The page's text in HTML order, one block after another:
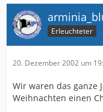
Erleuchteter
20. Dezember 2002 um
Wir waren das ganze
Weihnachten einen